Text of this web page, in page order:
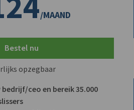
/MAAND
Bestel nu
opzegbaar
ceo en bereik 35.000